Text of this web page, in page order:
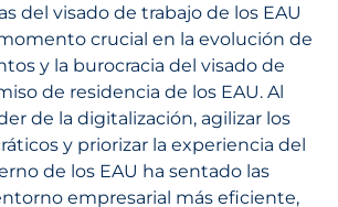
del visado de trabajo de los EAU
crucial en la evolución de
y la burocracia del visado de
de residencia de los EAU. Al
de la digitalización, agilizar los
y priorizar la experiencia del
de los EAU ha sentado las
empresarial más eficiente,